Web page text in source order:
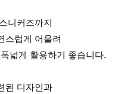
니커즈까지
스럽게 어울려
넓게 활용하기 좋습니다.
된 디자인과